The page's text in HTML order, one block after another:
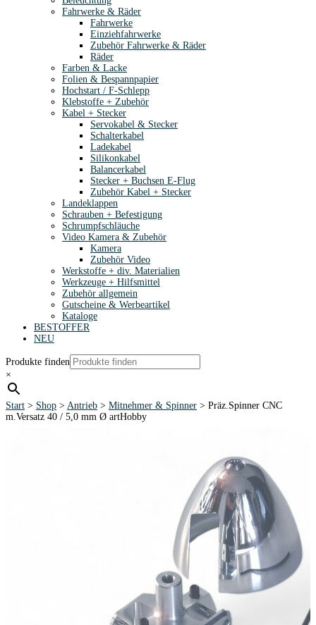
Fahrwerke & Räder
Fahrwerke
Einziehfahrwerke
Zubehör Fahrwerke & Räder
Räder
Farben & Lacke
Folien & Bespannpapier
Hochstart / F-Schlepp
Klebstoffe + Zubehör
Kabel + Stecker
Servokabel & Stecker
Schalterkabel
Ladekabel
Silikonkabel
Balancerkabel
Stecker + Buchsen E-Flug
Zubehör Kabel + Stecker
Landeklappen
Schrauben + Befestigung
Schrumpfschläuche
Video Kamera & Zubehör
Kamera
Zubehör Video
Werkstoffe + div. Materialien
Werkzeuge + Hilfsmittel
Zubehör allgemein
Gutscheine & Werbeartikel
Kataloge
BESTOFFER
NEU
Produkte finden
×
Start > Shop > Antrieb > Mitnehmer & Spinner > Präz.Spinner CNC
m.Versatz 40 / 5,0 mm Ø artHobby